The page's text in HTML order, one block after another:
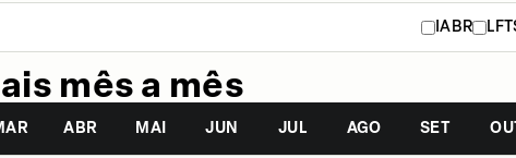
IABR
mês a mês
ABR MAI JUN JUL AGO SET